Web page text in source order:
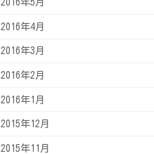
2016年5月
2016年4月
2016年3月
2016年2月
2016年1月
2015年12月
2015年11月